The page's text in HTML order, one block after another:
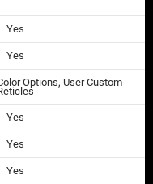
Yes
Yes
Options, User Custom
Yes
Yes
Yes